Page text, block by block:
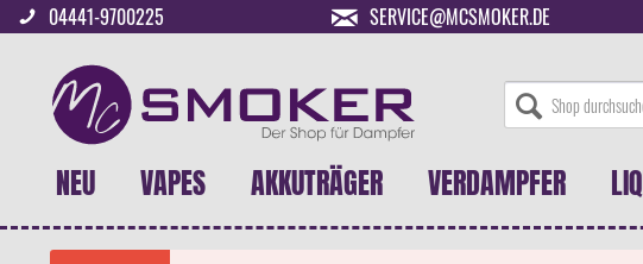
04441-9700225 SERVICE@MCSMOKER.DE
NEU VAPES AKKUTRÄGER VERDAMPFER